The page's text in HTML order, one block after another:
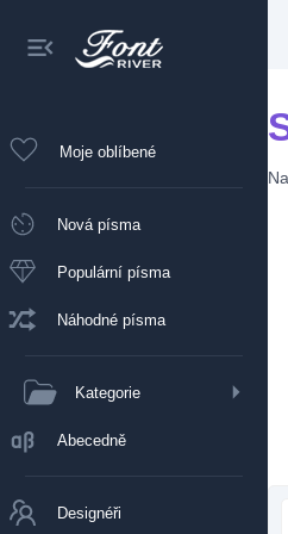
Moje oblíbené
Nová písma
Populární písma
Náhodné písma
Kategorie
Abecedně
Designéři